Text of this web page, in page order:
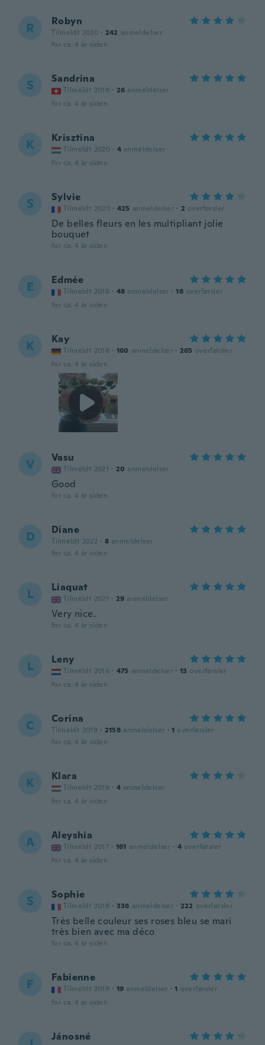
R Robyn
Tilmeldt 2020 · 242 anmeldelser
for ca. 4 år siden
S Sandrina
Tilmeldt 2019 · 26 anmeldelser
for ca. 4 år siden
K Krisztina
Tilmeldt 2020 · 4 anmeldelser
for ca. 4 år siden
S Sylvie
Tilmeldt 2020 · 425 anmeldelser · 2 overførsler
De belles fleurs en les multipliant jolie
bouquet
for ca. 4 år siden
E Edmée
Tilmeldt 2018 · 48 anmeldelser · 16 overførsler
for ca. 4 år siden
K Kay
Tilmeldt 2018 · 160 anmeldelser · 265 overførsler
for ca. 4 år siden
V Vasu
Tilmeldt 2021 · 20 anmeldelser
Good
for ca. 4 år siden
D Diane
Tilmeldt 2022 · 8 anmeldelser
for ca. 4 år siden
L Liaquat
Tilmeldt 2021 · 29 anmeldelser
Very nice.
for ca. 4 år siden
L Leny
Tilmeldt 2016 · 475 anmeldelser · 13 overførsler
for ca. 4 år siden
C Corina
Tilmeldt 2019 · 2158 anmeldelser · 1 overførsler
for ca. 4 år siden
K Klara
Tilmeldt 2019 · 4 anmeldelser
for ca. 4 år siden
A Aleyshia
Tilmeldt 2017 · 161 anmeldelser · 4 overførsler
for ca. 4 år siden
S Sophie
Tilmeldt 2018 · 336 anmeldelser · 222 overførsler
Très belle couleur ses roses bleu se mari
très bien avec ma déco
for ca. 4 år siden
F Fabienne
Tilmeldt 2019 · 19 anmeldelser · 1 overførsler
for ca. 4 år siden
Jánosné